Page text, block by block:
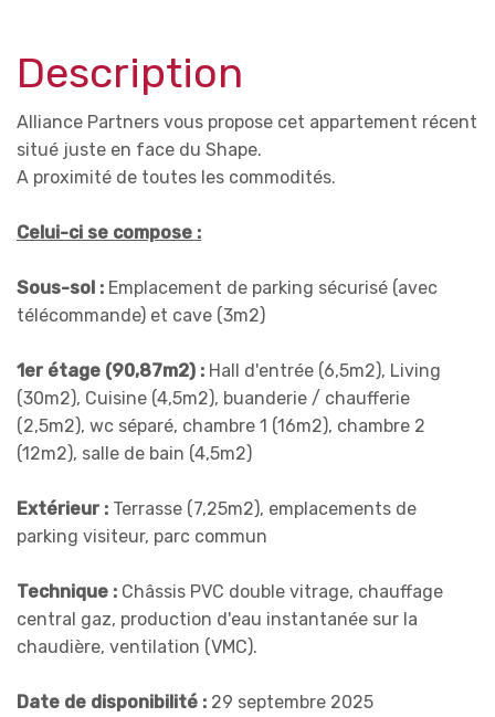
Description
Alliance Partners vous propose cet appartement récent
situé juste en face du Shape.
A proximité de toutes les commodités.
Celui-ci se compose :
Sous-sol : Emplacement de parking sécurisé (avec
télécommande) et cave (3m2)
1er étage (90,87m2) : Hall d'entrée (6,5m2), Living
(30m2), Cuisine (4,5m2), buanderie / chaufferie
(2,5m2), wc séparé, chambre 1 (16m2), chambre 2
(12m2), salle de bain (4,5m2)
Extérieur : Terrasse (7,25m2), emplacements de
parking visiteur, parc commun
Technique : Châssis PVC double vitrage, chauffage
central gaz, production d'eau instantanée sur la
chaudière, ventilation (VMC).
Date de disponibilité : 29 septembre 2025